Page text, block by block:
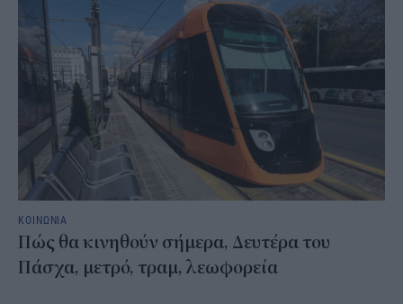
ΚΟΙΝΩΝΙΑ
Πώς θα κινηθούν σήμερα, Δευτέρα του
Πάσχα, μετρό, τραμ, λεωφορεία